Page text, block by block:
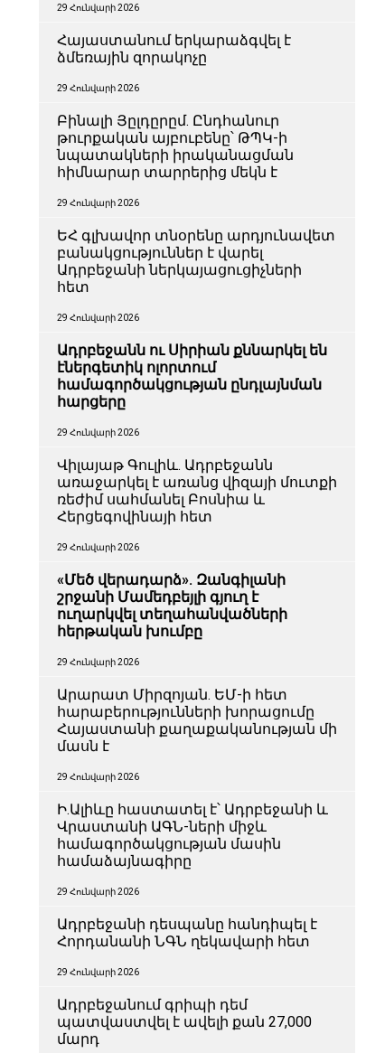
29 Հունվարի 2026
Հայաստանում երկարաձգվել է
ձմեռային զորակոչը
29 Հունվարի 2026
Բինալի Յըլդըրըմ. Ընդհանուր
թուրքական այբուբենը՝ ԹՊԿ-ի
նպատակների իրականացման
հիմնարար տարրերից մեկն է
29 Հունվարի 2026
ԵՀ գլխավոր տնօրենը արդյունավետ
բանակցություններ է վարել
Ադրբեջանի ներկայացուցիչների
հետ
29 Հունվարի 2026
Ադրբեջանն ու Սիրիան քննարկել են
էներգետիկ ոլորտում
համագործակցության ընդլայնման
հարցերը
29 Հունվարի 2026
Վիլայաթ Գուլիև. Ադրբեջանն
առաջարկել է առանց վիզայի մուտքի
ռեժիմ սահմանել Բոսնիա և
Հերցեգովինայի հետ
29 Հունվարի 2026
«Մեծ վերադարձ». Զանգիլանի
շրջանի Մամեդբեյլի գյուղ է
ուղարկվել տեղահանվածների
հերթական խումբը
29 Հունվարի 2026
Արարատ Միրզոյան. ԵՄ-ի հետ
հարաբերությունների խորացումը
Հայաստանի քաղաքականության մի
մասն է
29 Հունվարի 2026
Ի.Ալիևը հաստատել է՝ Ադրբեջանի և
Վրաստանի ԱԳՆ-ների միջև
համագործակցության մասին
համաձայնագիրը
29 Հունվարի 2026
Ադրբեջանի դեսպանը հանդիպել է
Հորդանանի ՆԳՆ ղեկավարի հետ
29 Հունվարի 2026
Ադրբեջանում գրիպի դեմ
պատվաստվել է ավելի քան 27,000
մարդ